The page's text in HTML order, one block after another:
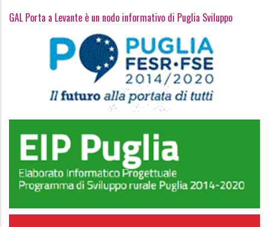
GAL Porta a Levante è un nodo informativo di Puglia Sviluppo